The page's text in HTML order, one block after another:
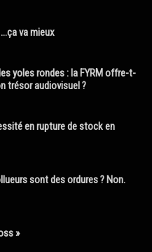
va mieux
yoles rondes : la FYRM offre-t-
trésor audiovisuel ?
en rupture de stock en
sont des ordures ? Non.
»